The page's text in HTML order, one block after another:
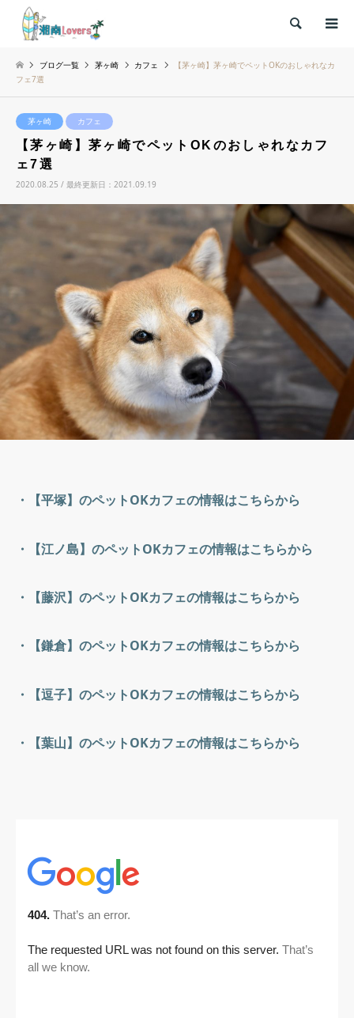
検索
ブログ一覧 茅ヶ崎 カフェ
【茅ヶ崎】茅ヶ崎でペットOKのおしゃれなカ
フェ7選
茅ヶ崎 カフェ
【茅ヶ崎】茅ヶ崎でペットOKのおしゃれなカフ
ェ7選
2020.08.25 / 最終更新日：2021.09.19
・【平塚】のペットOKカフェの情報はこちらから
・【江ノ島】のペットOKカフェの情報はこちらから
・【藤沢】のペットOKカフェの情報はこちらから
・【鎌倉】のペットOKカフェの情報はこちらから
・【逗子】のペットOKカフェの情報はこちらから
・【葉山】のペットOKカフェの情報はこちらから